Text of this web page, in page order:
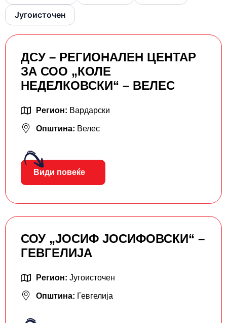
Југоисточен
ДСУ – РЕГИОНАЛЕН ЦЕНТАР
ЗА СОО „КОЛЕ
НЕДЕЛКОВСКИ“ – ВЕЛЕС
Регион: Вардарски
Општина: Велес
Види повеќе
СОУ „ЈОСИФ ЈОСИФОВСКИ“ –
ГЕВГЕЛИЈА
Регион: Југоисточен
Општина: Гевгелија